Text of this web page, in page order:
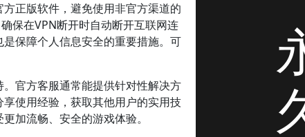
正版软件，避免使用非官方渠道的
保在VPN断开时自动断开互联网连
保障个人信息安全的重要措施。可
官方客服通常能提供针对性解决方
使用经验，获取其他用户的实用技
加流畅、安全的游戏体验。